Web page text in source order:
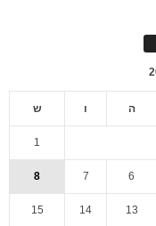
ה ו ש
1
6
7
8
13
14
15